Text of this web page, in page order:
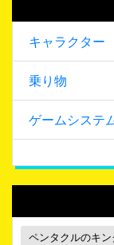
キャラクター
乗り物
ゲームシステ
ペンタクルのキン